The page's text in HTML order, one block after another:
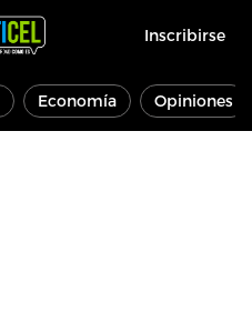
Inscribirse
Economía Opiniones